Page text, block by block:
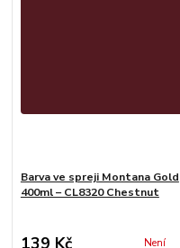
Barva ve spreji Montana Gold
400ml – CL8320 Chestnut
139 Kč
Není